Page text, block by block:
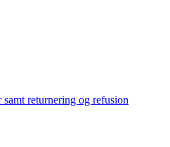
samt returnering og refusion